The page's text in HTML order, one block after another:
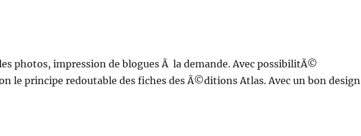
photos, impression de blogues Ã la demande. Avec possibilitÃ©
le principe redoutable des fiches des Ã©ditions Atlas. Avec un bon design